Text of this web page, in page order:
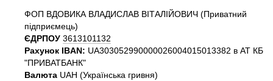
ФОП ВДОВИКА ВЛАДИСЛАВ ВІТАЛІЙОВИЧ (Приватний
пiдприємець)
ЄДРПОУ 3613101132
Рахунок IBAN: UA303052990000026004015013382 в АТ КБ
"ПРИВАТБАНК"
Валюта UAH (Українська гривня)